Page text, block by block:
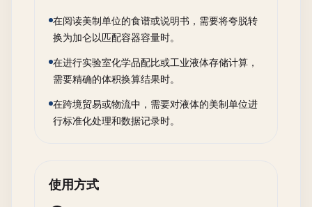
在阅读美制单位的食谱或说明书，需要将夸脱转
换为加仑以匹配容器容量时。
在进行实验室化学品配比或工业液体存储计算，
需要精确的体积换算结果时。
在跨境贸易或物流中，需要对液体的美制单位进
行标准化处理和数据记录时。
使用方式